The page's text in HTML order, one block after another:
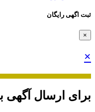
ثبت اگهی رایگان
×
×
برای ارسال آگهی